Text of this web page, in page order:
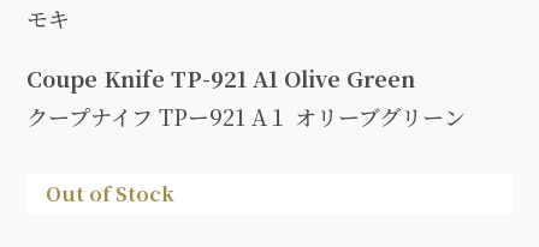
モキ
Coupe Knife TP-921 A1 Olive Green
クープナイフ TPー921 A１ オリーブグリーン
Out of Stock